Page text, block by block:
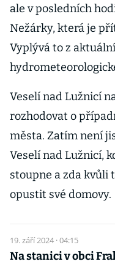
ale v posledních
Nežárky, která je
Vyplývá to z
Veselí nad Lužnicí
rozhodovat o
města. Zatím není
Veselí nad Lužnicí,
stoupne a zda kvůli
opustit své domovy.
19. září 2024 · 04:15
Na stanici v obci